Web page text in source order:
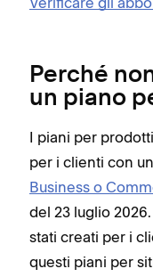
Perché
un piano
I piani per
per i clienti con un
Business o
del 23 luglio
stati creati per i
questi piani per